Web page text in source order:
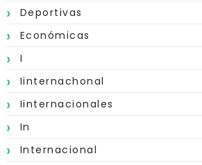
Deportivas
Económicas
I
Iinternachonal
Iinternacionales
In
Internacional